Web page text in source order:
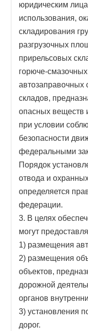
юридическим
использования,
складирования
разгрузочных
прирельсовых
горюче-
автозаправочных
складов,
опасных веществ
при условии
безопасности
федеральными
Порядок
отвода и
определяется
федерации.
3. В целях
могут
1) размещения
2) размещения
объектов,
дорожной
органов
3) установления
дорог.